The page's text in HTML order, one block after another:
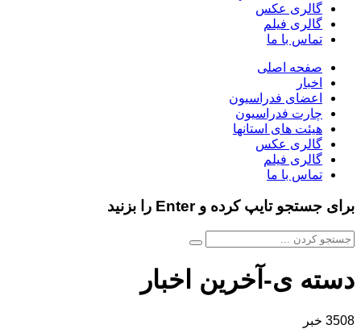
گالری عکس
گالری فیلم
تماس با ما
صفحه اصلی
اخبار
اعضای فدراسیون
چارت فدراسیون
هیئت های استانها
گالری عکس
گالری فیلم
تماس با ما
برای جستجو تایپ کرده و Enter را بزنید
دسته ی-آخرین اخبار
3508 خبر